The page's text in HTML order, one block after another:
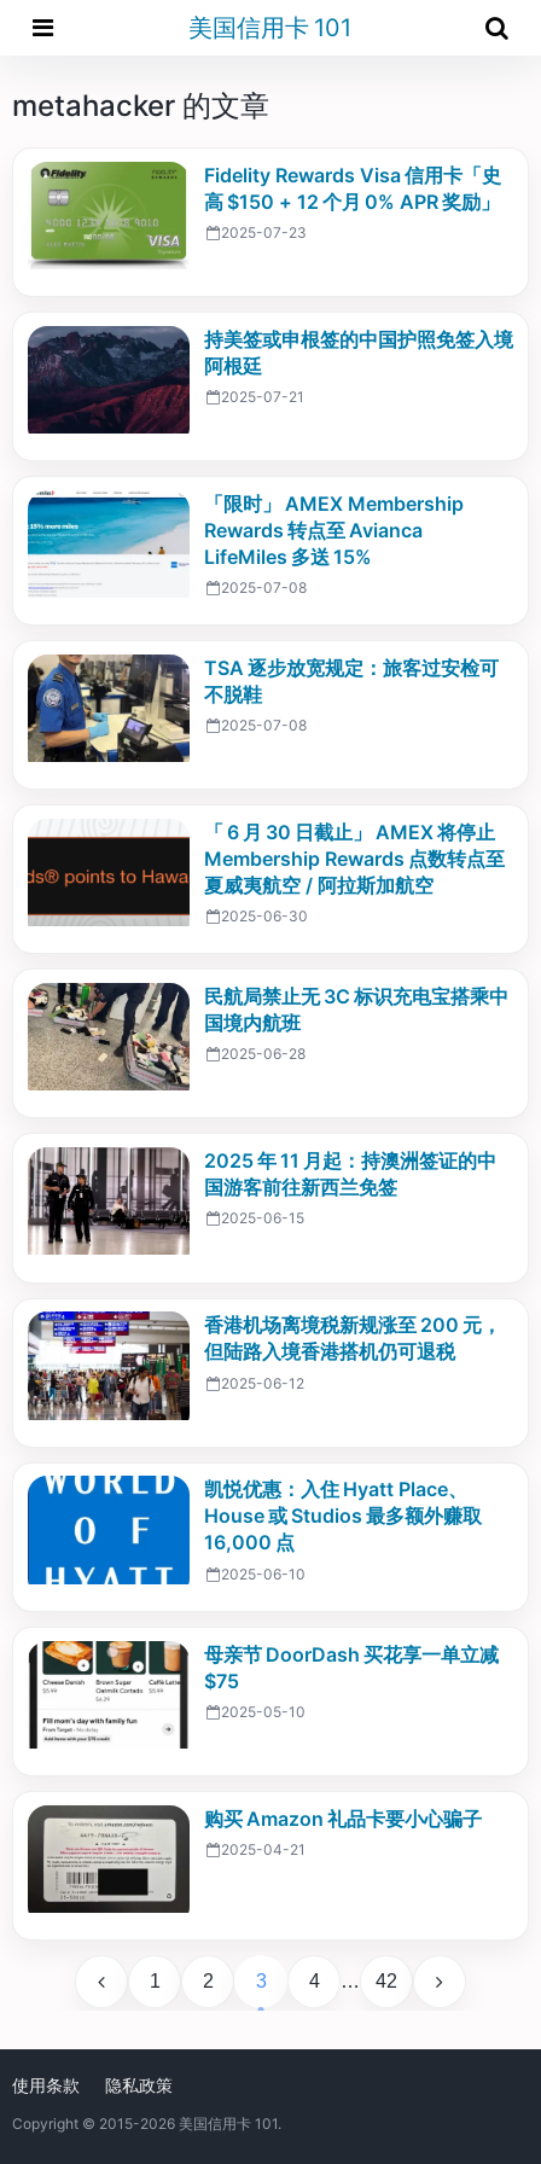
美国信用卡 101
metahacker 的文章
Fidelity Rewards Visa 信用卡「史
高 $150 + 12 个月 0% APR 奖励」
2025-07-23
持美签或申根签的中国护照免签入境
阿根廷
2025-07-21
「限时」 AMEX Membership
Rewards 转点至 Avianca
LifeMiles 多送 15%
2025-07-08
TSA 逐步放宽规定：旅客过安检可
不脱鞋
2025-07-08
「 6 月 30 日截止」 AMEX 将停止
Membership Rewards 点数转点至
夏威夷航空 / 阿拉斯加航空
2025-06-30
民航局禁止无 3C 标识充电宝搭乘中
国境内航班
2025-06-28
2025 年 11 月起：持澳洲签证的中
国游客前往新西兰免签
2025-06-15
香港机场离境税新规涨至 200 元，
但陆路入境香港搭机仍可退税
2025-06-12
凯悦优惠：入住 Hyatt Place、
House 或 Studios 最多额外赚取
16,000 点
2025-06-10
母亲节 DoorDash 买花享一单立减
$75
2025-05-10
购买 Amazon 礼品卡要小心骗子
2025-04-21
1 2 3 4 … 42
使用条款 隐私政策
Copyright © 2015-2026 美国信用卡 101.